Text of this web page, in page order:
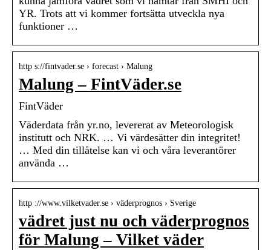
YR. Trots att vi kommer fortsätta utveckla nya
funktioner …
http s://fintvader.se › forecast › Malung
Malung – FintVäder.se
FintVäder
Väderdata från yr.no, levererat av Meteorologisk
institutt och NRK. … Vi värdesätter din integritet!
… Med din tillåtelse kan vi och våra leverantörer
använda …
http ://www.vilketvader.se › väderprognos › Sverige
vädret just nu och väderprognos
för Malung – Vilket väder